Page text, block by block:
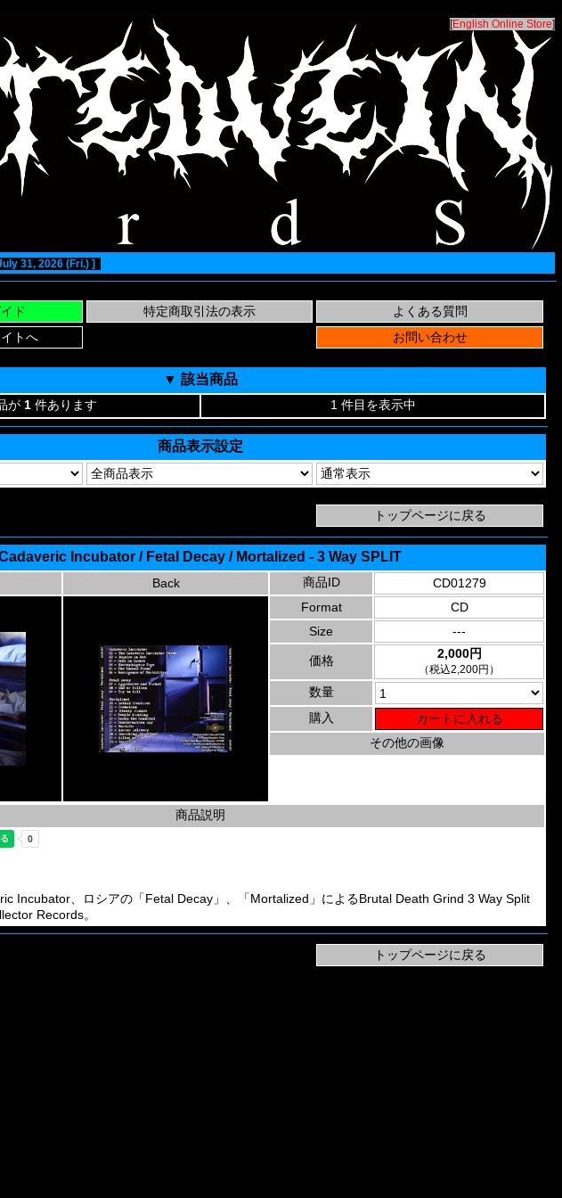
[English Online Store]
31, 2026 (Fri.) ]
▼ 該当商品
が 1 件あります 1 件目を表示中
商品表示設定
Incubator / Fetal Decay / Mortalized - 3 Way SPLIT
Back 商品ID
CD01279
Format
CD
Size
---
価格 2,000円
（税込2,200円）
数量
購入
その他の画像
商品説明
Incubator、ロシアの「Fetal Decay」、「Mortalized」によるBrutal Death Grind 3 Way Split
Records。